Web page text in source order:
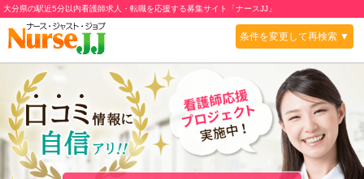
大分県の駅近5分以内看護師求人・転職を応援する募集サイト「ナースJJ」
条件を変更して再検索 ▼